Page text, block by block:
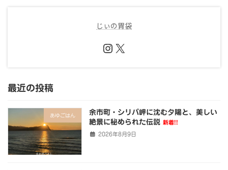
じぃの胃袋
Instagram
X
最近の投稿
あゆごはん
余市町・シリパ岬に沈む夕陽と、美しい
絶景に秘められた伝説 新着!!
2026年8月9日